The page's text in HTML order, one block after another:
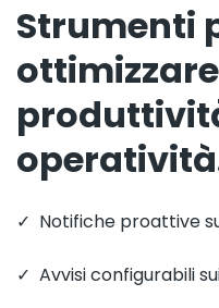
Strumenti
✓ Notifiche proattive
✓ Avvisi configurabili